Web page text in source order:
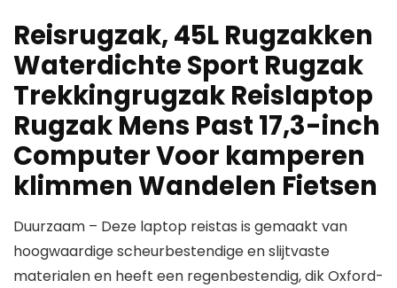
Reisrugzak, 45L Rugzakken
Waterdichte Sport Rugzak
Trekkingrugzak Reislaptop
Rugzak Mens Past 17,3-inch
Computer Voor kamperen
klimmen Wandelen Fietsen
Duurzaam – Deze laptop reistas is gemaakt van
hoogwaardige scheurbestendige en slijtvaste
materialen en heeft een regenbestendig, dik Oxford-